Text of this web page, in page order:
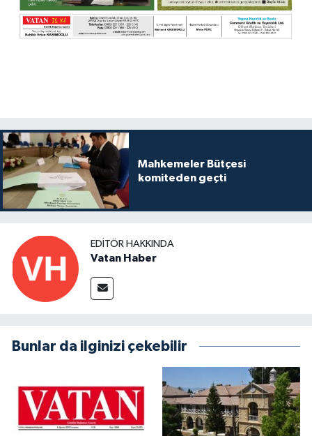
Mahkemeler Bütçesi
komiteden geçti
EDITÖR HAKKINDA
Vatan Haber
Bunlar da ilginizi çekebilir